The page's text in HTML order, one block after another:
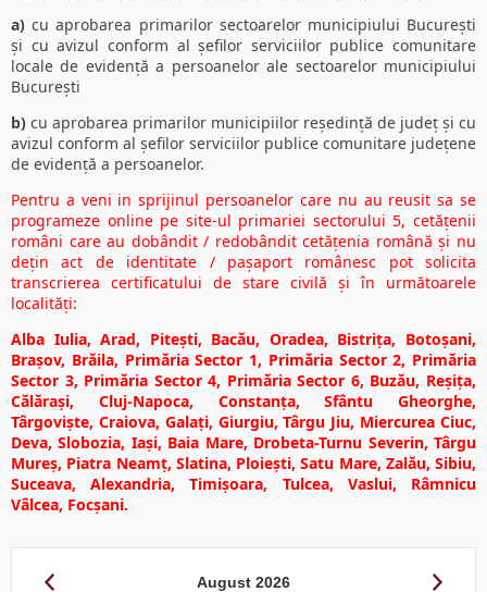
a) cu aprobarea primarilor sectoarelor municipiului București
și cu avizul conform al șefilor serviciilor publice comunitare
locale de evidență a persoanelor ale sectoarelor municipiului
București
b) cu aprobarea primarilor municipiilor reședință de județ și cu
avizul conform al șefilor serviciilor publice comunitare județene
de evidență a persoanelor.
Pentru a veni in sprijinul persoanelor care nu au reusit sa se
programeze online pe site-ul primariei sectorului 5, cetățenii
români care au dobândit / redobândit cetățenia română și nu
dețin act de identitate / pașaport românesc pot solicita
transcrierea certificatului de stare civilă și în următoarele
localități:
Alba Iulia, Arad, Pitești, Bacău, Oradea, Bistrița, Botoșani,
Brașov, Brăila, Primăria Sector 1, Primăria Sector 2, Primăria
Sector 3, Primăria Sector 4, Primăria Sector 6, Buzău, Reșița,
Călărași, Cluj-Napoca, Constanța, Sfântu Gheorghe,
Târgoviște, Craiova, Galați, Giurgiu, Târgu Jiu, Miercurea Ciuc,
Deva, Slobozia, Iași, Baia Mare, Drobeta-Turnu Severin, Târgu
Mureș, Piatra Neamț, Slatina, Ploiești, Satu Mare, Zalău, Sibiu,
Suceava, Alexandria, Timișoara, Tulcea, Vaslui, Râmnicu
Vâlcea, Focșani.
August 2026